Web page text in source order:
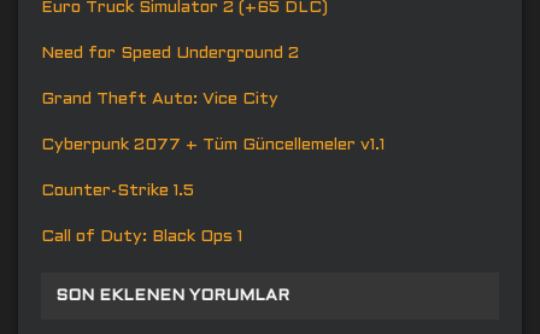
Euro Truck Simulator 2 (+65 DLC)
Need for Speed Underground 2
Grand Theft Auto: Vice City
Cyberpunk 2077 + Tüm Güncellemeler v1.1
Counter-Strike 1.5
Call of Duty: Black Ops 1
SON EKLENEN YORUMLAR